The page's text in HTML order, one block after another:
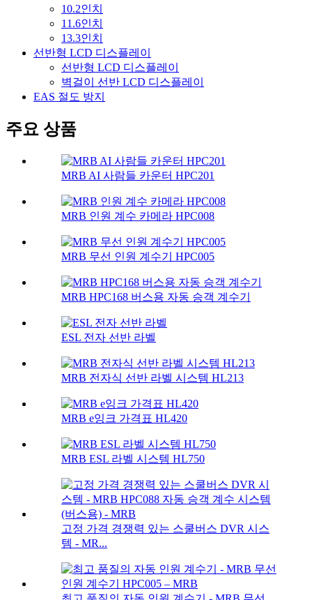
10.2인치
11.6인치
13.3인치
선반형 LCD 디스플레이
선반형 LCD 디스플레이
벽걸이 선반 LCD 디스플레이
EAS 절도 방지
주요 상품
MRB AI 사람들 카운터 HPC201
MRB 인원 계수 카메라 HPC008
MRB 무선 인원 계수기 HPC005
MRB HPC168 버스용 자동 승객 계수기
ESL 전자 선반 라벨
MRB 전자식 선반 라벨 시스템 HL213
MRB e잉크 가격표 HL420
MRB ESL 라벨 시스템 HL750
고정 가격 경쟁력 있는 스쿨버스 DVR 시스
템 - MR...